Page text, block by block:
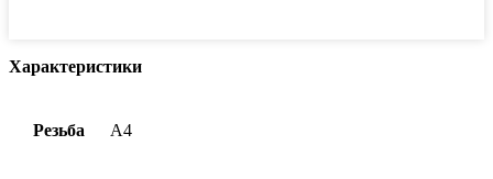
Характеристики
Резьба А4